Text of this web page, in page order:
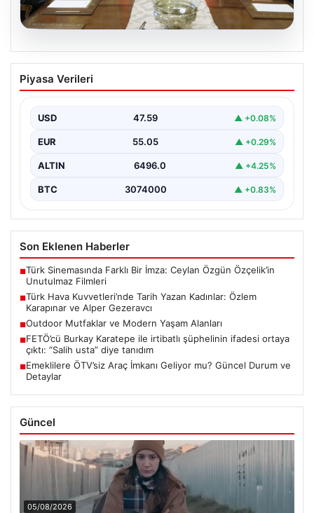
05.08.2026
Türk Hava Kuvvetleri’nde Tarih Yazan
Kadınlar: Özlem Karapınar ve Alper
Türkiye’nin savunma ve askeri tarihine yeni bir sayfa
Piyasa Verileri
USD 47.59 ▲ +0.08%
EUR 55.05 ▲ +0.29%
ALTIN 6496.0 ▲ +4.25%
BTC 3074000 ▲ +0.83%
Son Eklenen Haberler
■Türk Sinemasında Farklı Bir İmza: Ceylan Özgün Özçelik’in
Unutulmaz Filmleri
■Türk Hava Kuvvetleri’nde Tarih Yazan Kadınlar: Özlem
Karapınar ve Alper Gezeravcı
■Outdoor Mutfaklar ve Modern Yaşam Alanları
■FETÖ’cü Burkay Karatepe ile irtibatlı şüphelinin ifadesi ortaya
çıktı: “Salih usta” diye tanıdım
■Emeklilere ÖTV’siz Araç İmkanı Geliyor mu? Güncel Durum ve
Detaylar
Güncel
05/08/2026